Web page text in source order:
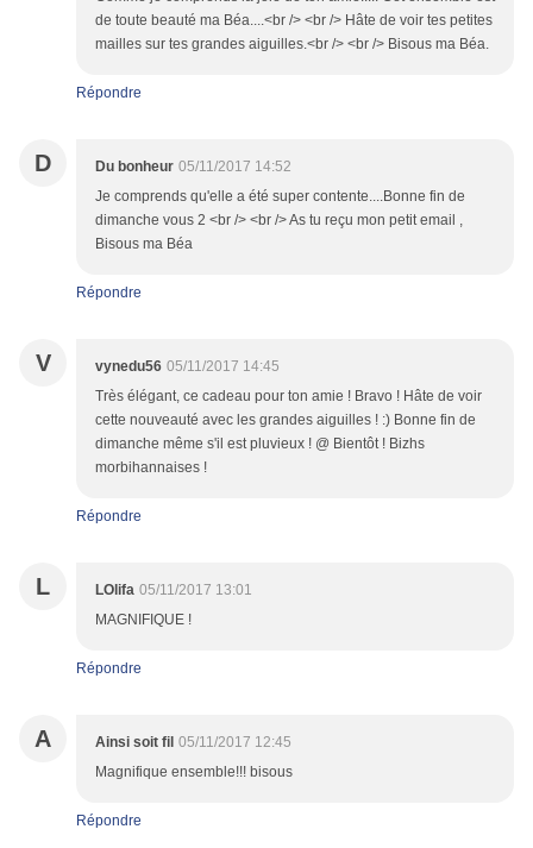
de toute beauté ma Béa....<br /> <br /> Hâte de voir tes petites
mailles sur tes grandes aiguilles.<br /> <br /> Bisous ma Béa.
Répondre
D Du bonheur 05/11/2017 14:52
Je comprends qu'elle a été super contente....Bonne fin de
dimanche vous 2 <br /> <br /> As tu reçu mon petit email ,
Bisous ma Béa
Répondre
V vynedu56 05/11/2017 14:45
Très élégant, ce cadeau pour ton amie ! Bravo ! Hâte de voir
cette nouveauté avec les grandes aiguilles ! :) Bonne fin de
dimanche même s'il est pluvieux ! @ Bientôt ! Bizhs
morbihannaises !
Répondre
L LOlifa 05/11/2017 13:01
MAGNIFIQUE !
Répondre
A Ainsi soit fil 05/11/2017 12:45
Magnifique ensemble!!! bisous
Répondre